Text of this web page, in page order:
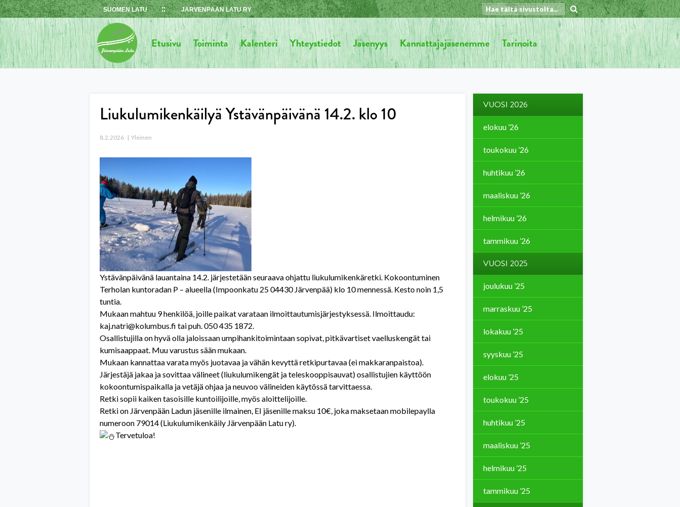
Skip
to
content
SUOMEN LATU JÄRVENPÄÄN LATU RY
Etusivu Toiminta Kalenteri Yhteystiedot Jäsenyys Kannattajajäsenemme Tarinoita
Liukulumikenkäilyä Ystävänpäivänä 14.2. klo 10
8.2.2026 Yleinen
Ystävänpäivänä lauantaina 14.2. järjestetään seuraava ohjattu liukulumikenkäretki. Kokoontuminen
Terholan kuntoradan P – alueella (Impoonkatu 25 04430 Järvenpää) klo 10 mennessä. Kesto noin 1,5
tuntia.
Mukaan mahtuu 9 henkilöä, joille paikat varataan ilmoittautumisjärjestyksessä. Ilmoittaudu:
kaj.natri@kolumbus.fi tai puh. 050 435 1872.
Osallistujilla on hyvä olla jaloissaan umpihankitoimintaan sopivat, pitkävartiset vaelluskengät tai
kumisaappaat. Muu varustus sään mukaan.
Mukaan kannattaa varata myös juotavaa ja vähän kevyttä retkipurtavaa (ei makkaranpaistoa).
Järjestäjä jakaa ja sovittaa välineet (liukulumikengät ja teleskooppisauvat) osallistujien käyttöön
kokoontumispaikalla ja vetäjä ohjaa ja neuvoo välineiden käytössä tarvittaessa.
Retki sopii kaiken tasoisille kuntoilijoille, myös aloittelijoille.
Retki on Järvenpään Ladun jäsenille ilmainen, EI jäsenille maksu 10€, joka maksetaan mobilepaylla
numeroon 79014 (Liukulumikenkäily Järvenpään Latu ry).
Tervetuloa!
VUOSI 2026
elokuu ’26
toukokuu ’26
huhtikuu ’26
maaliskuu ’26
helmikuu ’26
tammikuu ’26
VUOSI 2025
joulukuu ’25
marraskuu ’25
lokakuu ’25
syyskuu ’25
elokuu ’25
toukokuu ’25
huhtikuu ’25
maaliskuu ’25
helmikuu ’25
tammikuu ’25